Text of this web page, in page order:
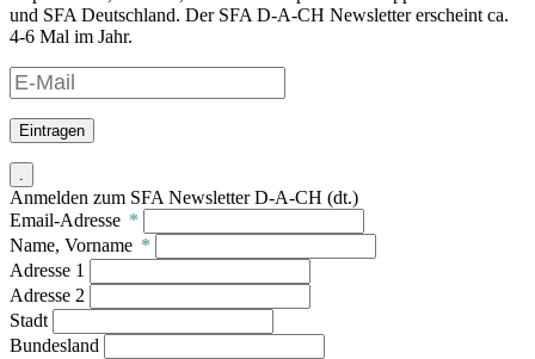
und SFA Deutschland. Der SFA D-A-CH Newsletter erscheint ca.
4-6 Mal im Jahr.
Eintragen
.
Anmelden zum SFA Newsletter D-A-CH (dt.)
Email-Adresse *
Name, Vorname *
Adresse 1
Adresse 2
Stadt
Bundesland